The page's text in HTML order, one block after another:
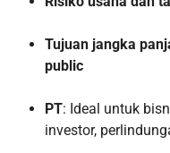
Tujuan jangka
public
PT: Ideal untuk
investor,